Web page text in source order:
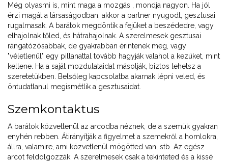
Még olyasmi is, mint maga a mozgás , mondja nagyon. Ha jól
érzi magát a társaságodban, akkor a partner nyugodt, gesztusai
rugalmasak. A barátok megdöntik a fejüket a beszédedre, vagy
elhajolnak tőled, és hátrahajolnak. A szerelmesek gesztusai
rángatózósabbak, de gyakrabban érintenek meg, vagy
"véletlenül" egy pillanattal tovább hagyják valahol a kezüket, mint
kellene. Ha a saját mozdulataidat másolják, biztos lehetsz a
szeretetükben. Belsőleg kapcsolatba akarnak lépni veled, és
öntudatlanul megismétlik a gesztusaidat.
Szemkontaktus
A barátok közvetlenül az arcodba néznek, de a szemük gyakran
enyhén rebben. Átirányítják a figyelmet a szemekről a homlokra,
állra, valamire, ami közvetlenül mögötted van, stb. Az egész
arcot feldolgozzák. A szerelmesek csak a tekinteted és a kissé